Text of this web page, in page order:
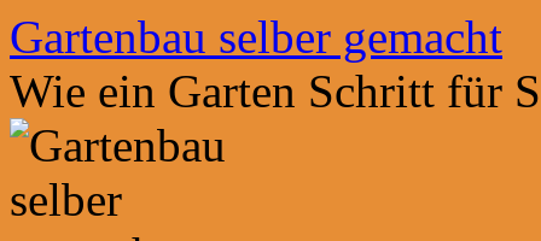
Zum
Inhalt
springen
Gartenbau selber gemacht
Wie ein Garten Schritt für